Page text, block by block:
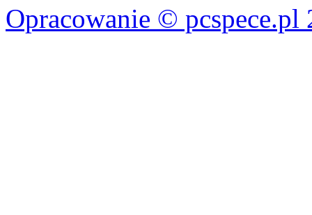
Opracowanie © pcspece.pl